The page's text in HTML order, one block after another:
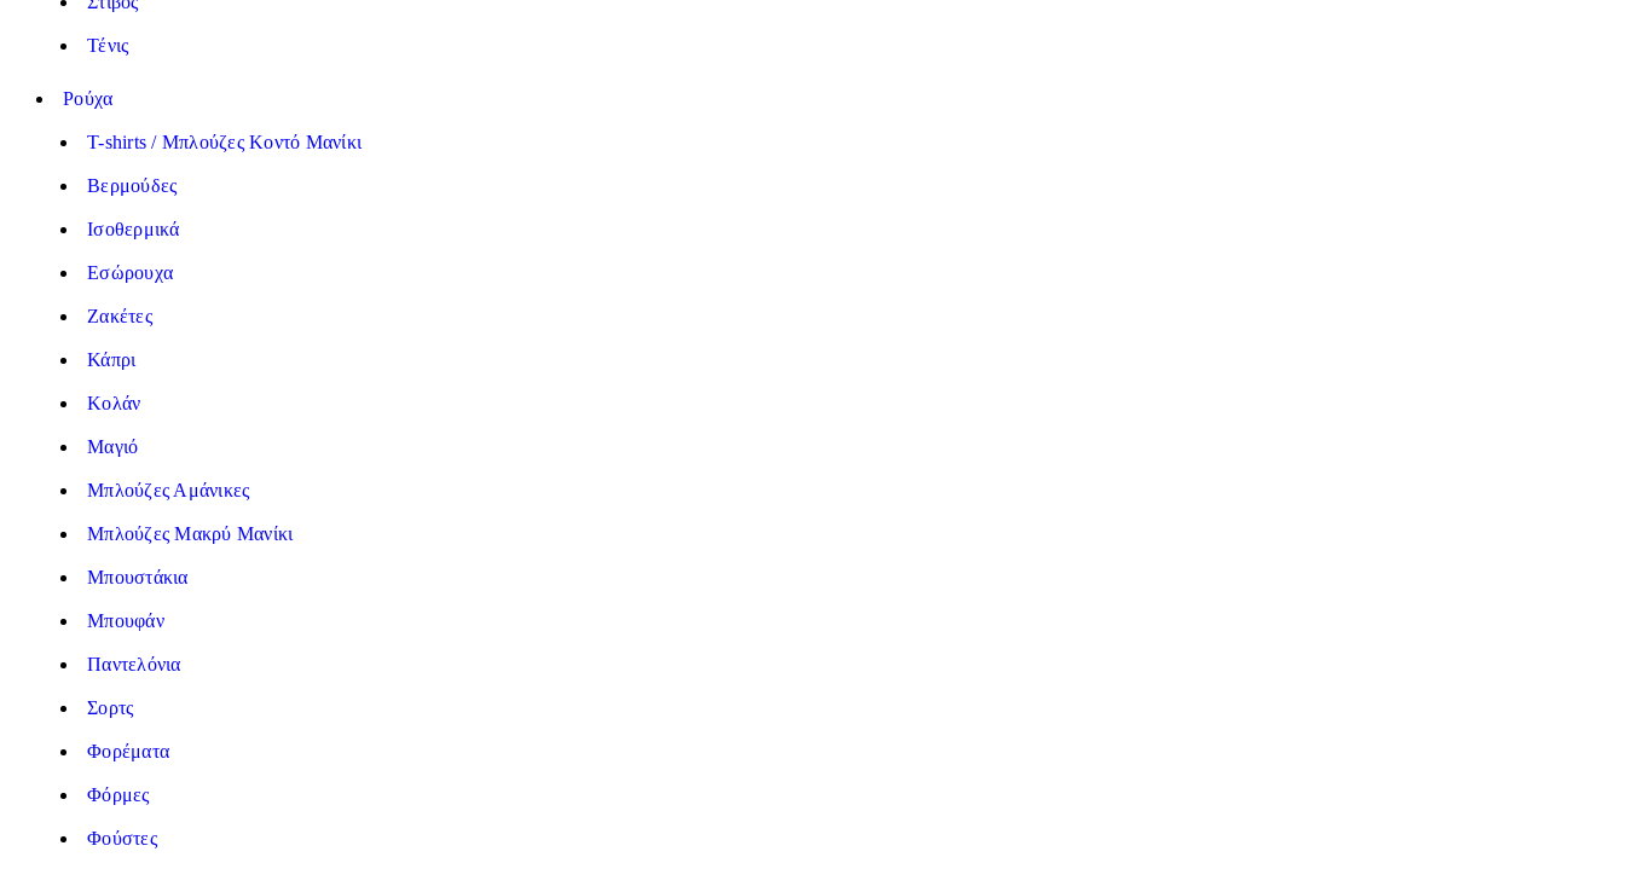
Τένις
Ρούχα
T-shirts / Μπλούζες Κοντό Μανίκι
Βερμούδες
Ισοθερμικά
Εσώρουχα
Ζακέτες
Κάπρι
Κολάν
Μαγιό
Μπλούζες Αμάνικες
Μπλούζες Μακρύ Μανίκι
Μπουστάκια
Μπουφάν
Παντελόνια
Σορτς
Φορέματα
Φόρμες
Φούστες